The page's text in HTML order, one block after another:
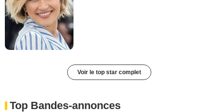
Voir le top star complet
Top Bandes-annonces